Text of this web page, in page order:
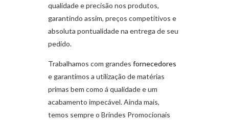
qualidade e precisão nos produtos,
garantindo assim, preços competitivos e
absoluta pontualidade na entrega de seu
pedido.
Trabalhamos com grandes fornecedores
e garantimos a utilização de matérias
primas bem como á qualidade e um
acabamento impecável. Ainda mais,
temos sempre o Brindes Promocionais